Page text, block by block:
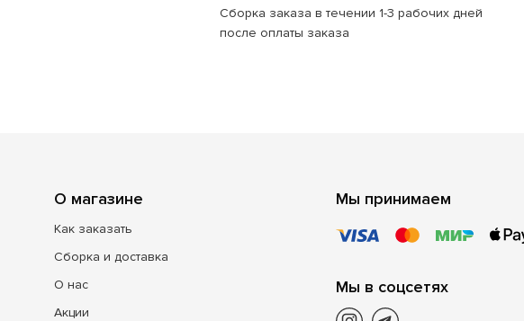
Сборка заказа в течении 1-3 рабочих дней
после оплаты заказа
О магазине
Как заказать
Сборка и доставка
О нас
Акции
Мы принимаем
Мы в соцсетях